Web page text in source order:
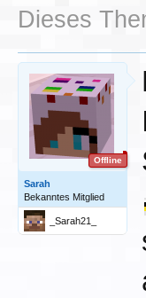
Dieses
Offline
Sarah
Bekanntes Mitglied
_Sarah21_